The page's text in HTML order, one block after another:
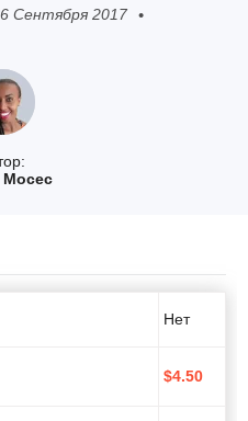
Мосес
Сентября 2017
Нет
$4.50